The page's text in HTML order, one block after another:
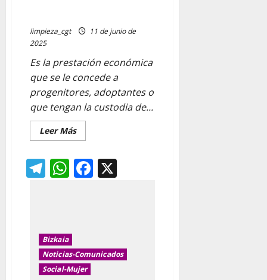
limpieza_cgt
11 de junio de
2025
Es la prestación económica
que se le concede a
progenitores, adoptantes o
que tengan la custodia de...
Leer MásLeer
más
Ayuda
Económica
cuidado
Telegram
WhatsApp
Facebook
Bizkaia
Noticias-Comunicados
Social-Mujer